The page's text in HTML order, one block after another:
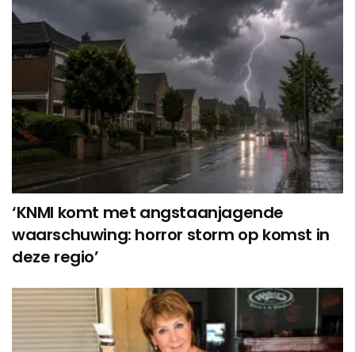
‘KNMI komt met angstaanjagende
waarschuwing: horror storm op komst in
deze regio’